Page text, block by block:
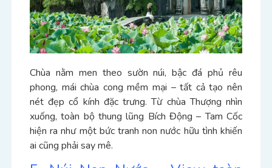
Chùa nằm men theo sườn núi, bậc đá phủ rêu
phong, mái chùa cong mềm mại – tất cả tạo nên
nét đẹp cổ kính đặc trưng.Từ chùa Thượng nhìn
xuống, toàn bộ thung lũng Bích Động – Tam Cốc
hiện ra như một bức tranh non nước hữu tình khiến
ai cũng phải say mê.